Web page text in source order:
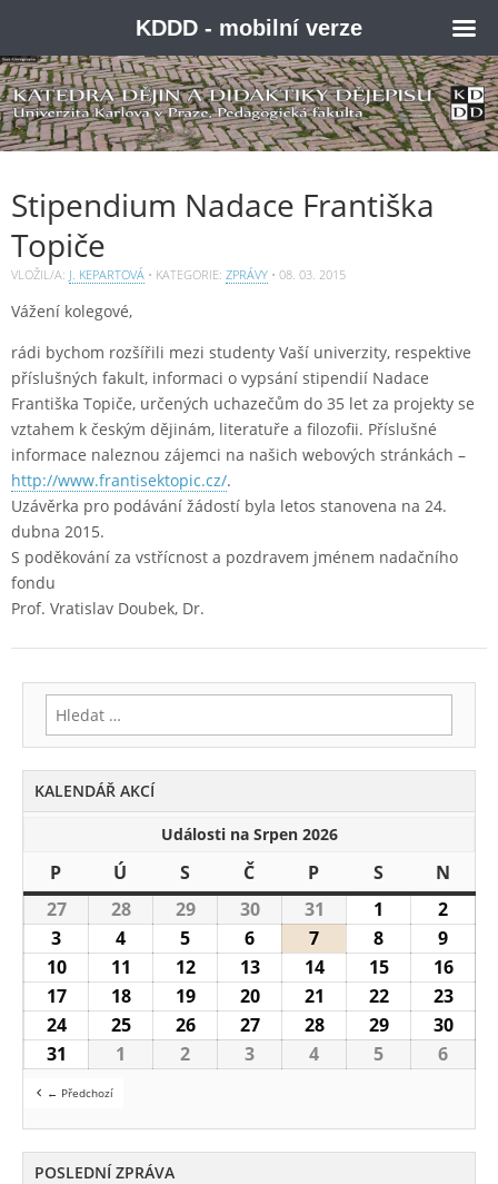
Stipendium Nadace Františka
Topiče
VLOŽIL/A: J. KEPARTOVÁ • KATEGORIE: ZPRÁVY • 08. 03. 2015
Vážení kolegové,
rádi bychom rozšířili mezi studenty Vaší univerzity, respektive
příslušných fakult, informaci o vypsání stipendií Nadace
Františka Topiče, určených uchazečům do 35 let za projekty se
vztahem k českým dějinám, literatuře a filozofii. Příslušné
informace naleznou zájemci na našich webových stránkách –
http://www.frantisektopic.cz/.
Uzávěrka pro podávání žádostí byla letos stanovena na 24.
dubna 2015.
S poděkování za vstřícnost a pozdravem jménem nadačního
fondu
Prof. Vratislav Doubek, Dr.
Vyhledávání
KALENDÁŘ AKCÍ
Události na Srpen 2026
P Pondělí
Ú SStředaČ Čtvrtek
P SSobotaN
2727.7.2026
2828.7.2026
2929.7.2026
3030.7.2026
31 31.7.2026
1 1.8.2026
2
3 3.8.2026
4 4.8.2026
5 5.8.2026
6 6.8.2026
7 7.8.2026
8 8.8.2026
9
1010.8.2026
11 11.8.2026
1212.8.2026
1313.8.2026
1414.8.2026
1515.8.2026
16
1717.8.2026
1818.8.2026
1919.8.2026
2020.8.2026
21 21.8.2026
2222.8.2026
23
2424.8.2026
2525.8.2026
2626.8.2026
2727.8.2026
2828.8.2026
2929.8.2026
30
31 31.8.2026
1 1.9.2026
2 2.9.2026
3 3.9.2026
4 4.9.2026
5 5.9.2026
6
← Předchozí
POSLEDNÍ ZPRÁVA
KDDD - mobilní verze